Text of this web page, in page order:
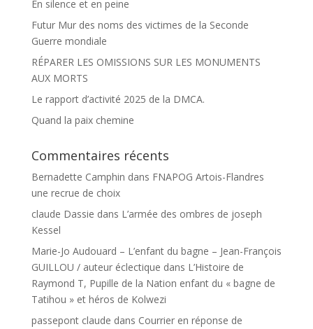
En silence et en peine
Futur Mur des noms des victimes de la Seconde
Guerre mondiale
RÉPARER LES OMISSIONS SUR LES MONUMENTS
AUX MORTS
Le rapport d’activité 2025 de la DMCA.
Quand la paix chemine
Commentaires récents
Bernadette Camphin dans FNAPOG Artois-Flandres
une recrue de choix
claude Dassie dans L’armée des ombres de joseph
Kessel
Marie-Jo Audouard – L’enfant du bagne – Jean-François
GUILLOU / auteur éclectique dans L’Histoire de
Raymond T, Pupille de la Nation enfant du « bagne de
Tatihou » et héros de Kolwezi
passepont claude dans Courrier en réponse de